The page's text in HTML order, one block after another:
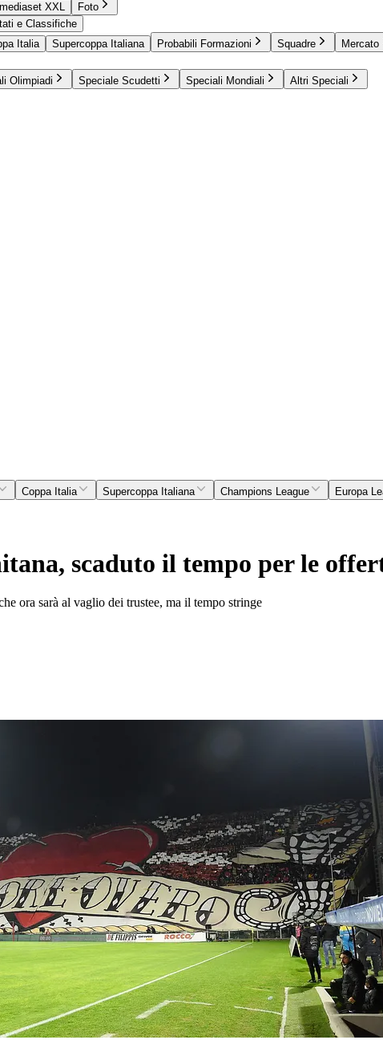
XXL
Foto
e Classifiche
Italia Supercoppa Italiana Probabili Formazioni Squadre Mercato
Olimpiadi Speciale Scudetti Speciali Mondiali Altri Speciali
Coppa Italia Supercoppa Italiana Champions League Europa
scaduto il tempo per le
ora sarà al vaglio dei trustee, ma il tempo stringe